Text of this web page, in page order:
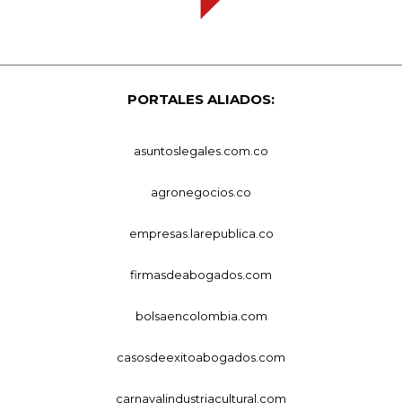
PORTALES ALIADOS:
asuntoslegales.com.co
agronegocios.co
empresas.larepublica.co
firmasdeabogados.com
bolsaencolombia.com
casosdeexitoabogados.com
carnavalindustriacultural.com